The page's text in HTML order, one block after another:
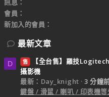
會員
新加入的會員
最新文章
D 售
【全台售】羅技
攝影機
最新：Day_knight
3 分鐘
鍵盤 / 滑鼠 / 喇叭 / 印表機等